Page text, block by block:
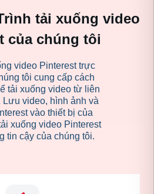
tải xuống video
của chúng tôi
video Pinterest trực
tôi cung cấp cách
tải xuống video từ liên
Lưu video, hình ảnh và
vào thiết bị của
xuống video Pinterest
tin cậy của chúng tôi.